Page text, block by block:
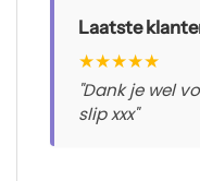
Laatste
★★★★★
"Dank je wel
slip xxx"